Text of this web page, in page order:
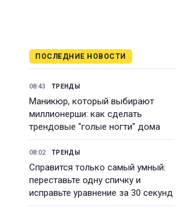
ПОСЛЕДНИЕ НОВОСТИ
08:43 ТРЕНДЫ
Маникюр, который выбирают
миллионерши: как сделать
трендовые "голые ногти" дома
08:02 ТРЕНДЫ
Справится только самый умный:
переставьте одну спичку и
исправьте уравнение за 30 секунд